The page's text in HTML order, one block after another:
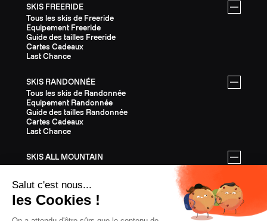
SKIS FREERIDE
Tous les skis de Freeride
Equipement Freeride
Guide des tailles Freeride
Cartes Cadeaux
Last Chance
SKIS RANDONNÉE
Tous les skis de Randonnée
Equipement Randonnée
Guide des tailles Randonnée
Cartes Cadeaux
Last Chance
SKIS ALL MOUNTAIN
Guide des tailles All Mountain
Cartes Cadeaux
Last Chance